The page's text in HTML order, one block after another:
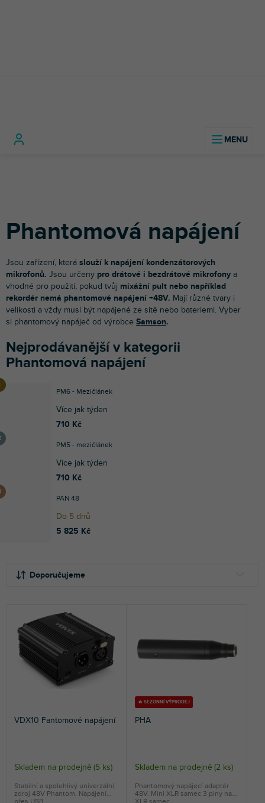
Phantomová napájení
Jsou zařízení, která slouží k napájení kondenzátorových
mikrofonů. Jsou určeny pro drátové i bezdrátové mikrofony a
vhodné pro použití, pokud tvůj mixážní pult nebo například
rekordér nemá phantomové napájení +48V. Mají různé tvary i
velikosti a vždy musí být napájené ze sitě nebo bateriemi. Vyber
si phantomový napáječ od výrobce Samson.
Nejprodávanější v kategorii
Phantomová napájení
PM6 - Mezičlánek
Více jak týden
710 Kč
PM5 - mezičlánek
Více jak týden
710 Kč
PAN 48
Do 5 dnů
5 825 Kč
Doporučujeme
NEJDRAŽŠÍ
NEJPRODÁVANĚJŠÍ
ABECEDNĚ
VDX10 Fantomové napájení
Skladem na prodejně (5 ks)
Stabilní a spolehlivý univerzální
zdroj 48V Phantom. Napájení
přes USB.
🔥 SEZONNÍ VÝPRODEJ
PHA
Skladem na prodejně (2 ks)
Phantomový napájecí adaptér
48V. Mini XLR samec 3 piny na
XLR samec.